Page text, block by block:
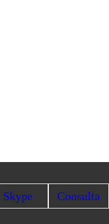
Skype Consulta